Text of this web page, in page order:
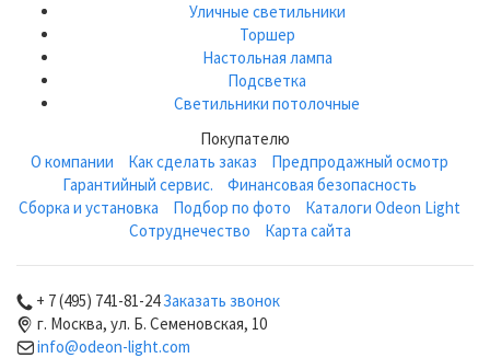
Уличные светильники
Торшер
Настольная лампа
Подсветка
Светильники потолочные
Покупателю
О компании
Как сделать заказ
Предпродажный осмотр
Гарантийный сервис.
Финансовая безопасность
Сборка и установка
Подбор по фото
Каталоги Odeon Light
Сотруднечество
Карта сайта
+ 7 (495) 741-81-24Заказать звонок
г. Москва, ул. Б. Семеновская, 10
info@odeon-light.com